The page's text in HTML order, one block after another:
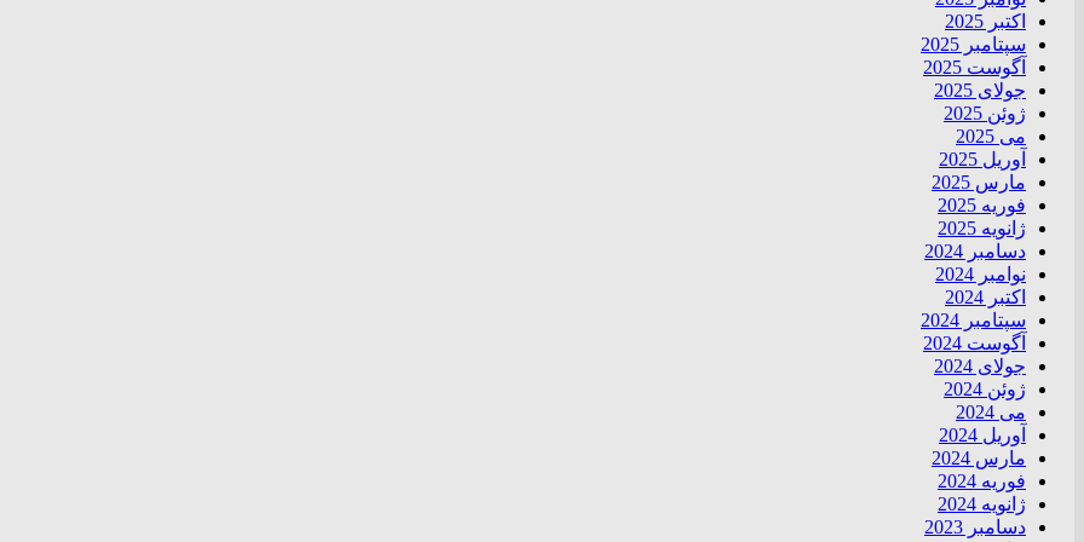
اکتبر 2025
سپتامبر 2025
آگوست 2025
جولای 2025
ژوئن 2025
می 2025
آوریل 2025
مارس 2025
فوریه 2025
ژانویه 2025
دسامبر 2024
نوامبر 2024
اکتبر 2024
سپتامبر 2024
آگوست 2024
جولای 2024
ژوئن 2024
می 2024
آوریل 2024
مارس 2024
فوریه 2024
ژانویه 2024
دسامبر 2023